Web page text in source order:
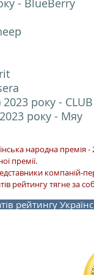
- BlueBerry
року - CLUB
року - Мяу
народна премія
премії.
рейтингу тягне за
рейтингу